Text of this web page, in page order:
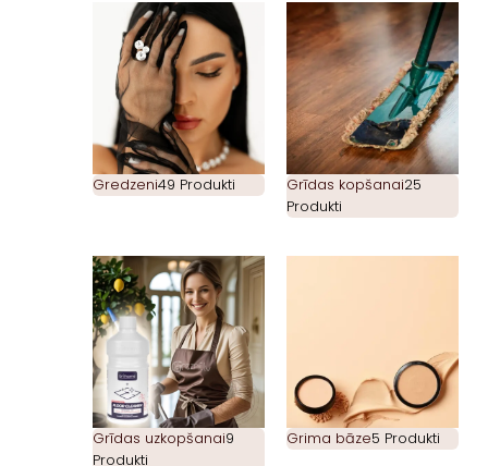
Gredzeni49 Produkti Grīdas kopšanai25
Produkti
Grīdas uzkopšanai9
Produkti
Grima bāze5 Produkti